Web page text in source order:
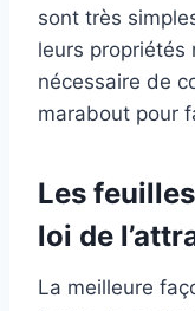
sont très
leurs propriétés
nécessaire de
marabout pour
Les
loi de
La meilleure